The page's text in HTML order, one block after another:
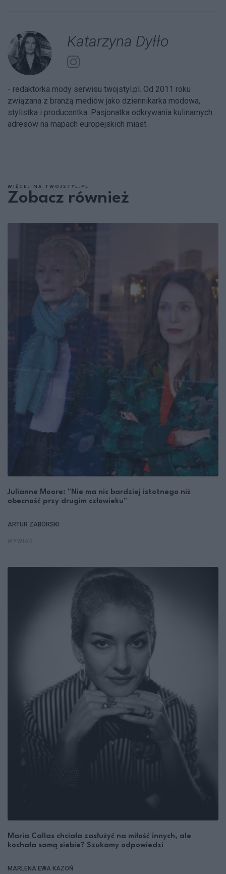
Katarzyna Dyłło
- redaktorka mody serwisu twojstyl.pl. Od 2011 roku
związana z branżą mediów jako dziennikarka modowa,
stylistka i producentka. Pasjonatka odkrywania kulinarnych
adresów na mapach europejskich miast.
WIĘCEJ NA TWOJSTYL.PL
Zobacz również
Julianne Moore: "Nie ma nic bardziej istotnego niż
obecność przy drugim człowieku"
ARTUR ZABORSKI
Maria Callas chciała zasłużyć na miłość innych, ale
kochała samą siebie? Szukamy odpowiedzi
MARLENA EWA KAZOŃ